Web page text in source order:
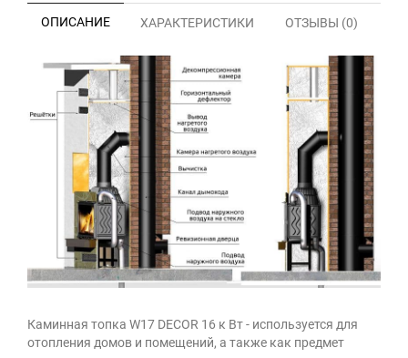
ОПИСАНИЕ ХАРАКТЕРИСТИКИ ОТЗЫВЫ (0)
Каминная топка W17 DECOR 16 к Вт - используется для
отопления домов и помещений, а также как предмет